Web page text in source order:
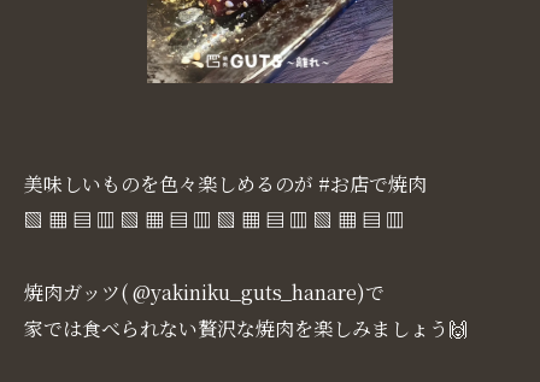
美味しいものを色々楽しめるのが #お店で焼肉
▧ ▦ ▤ ▥ ▧ ▦ ▤ ▥ ▧ ▦ ▤ ▥ ▧ ▦ ▤ ▥
焼肉ガッツ( @yakiniku_guts_hanare)で
家では食べられない贅沢な焼肉を楽しみましょう🙌